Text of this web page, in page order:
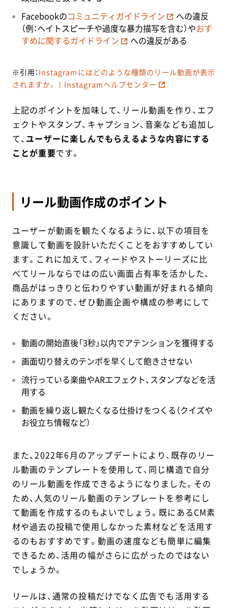
Facebookのコミュニティガイドライン
への違反
（例：ヘイトスピーチや過度な暴力描写を含む）やおす
すめに関するガイドライン
への違反がある
※引用： Instagramにはどのような種類のリール動画が表示
されますか。丨Instagramヘルプセンター
上記のポイントを加味して、リール動画を作り、エフ
ェクトやスタンプ、キャプション、音楽なども追加し
て、 ユーザーに楽しんでもらえるような内容にする
ことが重要です。
リール動画作成のポイント
ユーザーが動画を観たくなるように、以下の項目を
意識して動画を設計いただくことをおすすめしてい
ます。これに加えて、フィードやストーリーズに比
べてリールならではの広い画面占有率を活かした、
商品がはっきりと伝わりやすい動画が好まれる傾向
にありますので、ぜひ動画企画や構成の参考にして
ください。
動画の開始直後「3秒」以内でアテンションを獲得する
画面切り替えのテンポを早くして飽きさせない
流行っている楽曲やARエフェクト、スタンプなどを活
用する
動画を繰り返し観たくなる仕掛けをつくる（クイズや
お役立ち情報など）
また、2022年6月のアップデートにより、既存のリー
ル動画のテンプレートを使用して、同じ構造で自分
のリール動画を作成できるようになりました。その
ため、人気のリール動画のテンプレートを参考にし
て動画を作成するのもよいでしょう。既にあるCM素
材や過去の投稿で使用しなかった素材などを活用す
るのもおすすめです。動画の速度なども簡単に編集
できるため、活用の幅がさらに広がったのではない
でしょうか。
リールは、通常の投稿だけでなく広告でも活用する